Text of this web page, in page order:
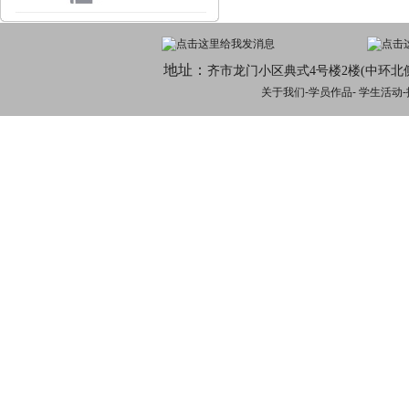
地址： 齐市龙门小区典式4号楼2楼(中环
关于我们-学员作品- 学生活动-